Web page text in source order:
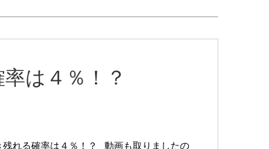
は４％！？
残れる確率は４％！？ 動画も取りましたの